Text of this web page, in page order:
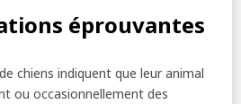
éprouvantes
chiens indiquent que leur animal
ou occasionnellement des